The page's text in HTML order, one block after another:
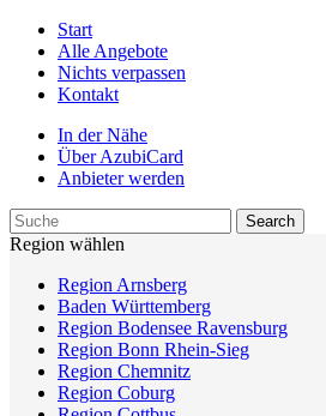
Start
Alle Angebote
Nichts verpassen
Kontakt
In der Nähe
Über AzubiCard
Anbieter werden
Region wählen
Region Arnsberg
Baden Württemberg
Region Bodensee Ravensburg
Region Bonn Rhein-Sieg
Region Chemnitz
Region Coburg